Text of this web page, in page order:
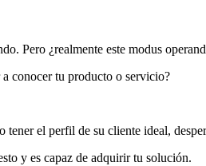
Pero ¿realmente este modus
conocer tu producto o servicio?
el perfil de su cliente ideal,
y es capaz de adquirir tu solución.